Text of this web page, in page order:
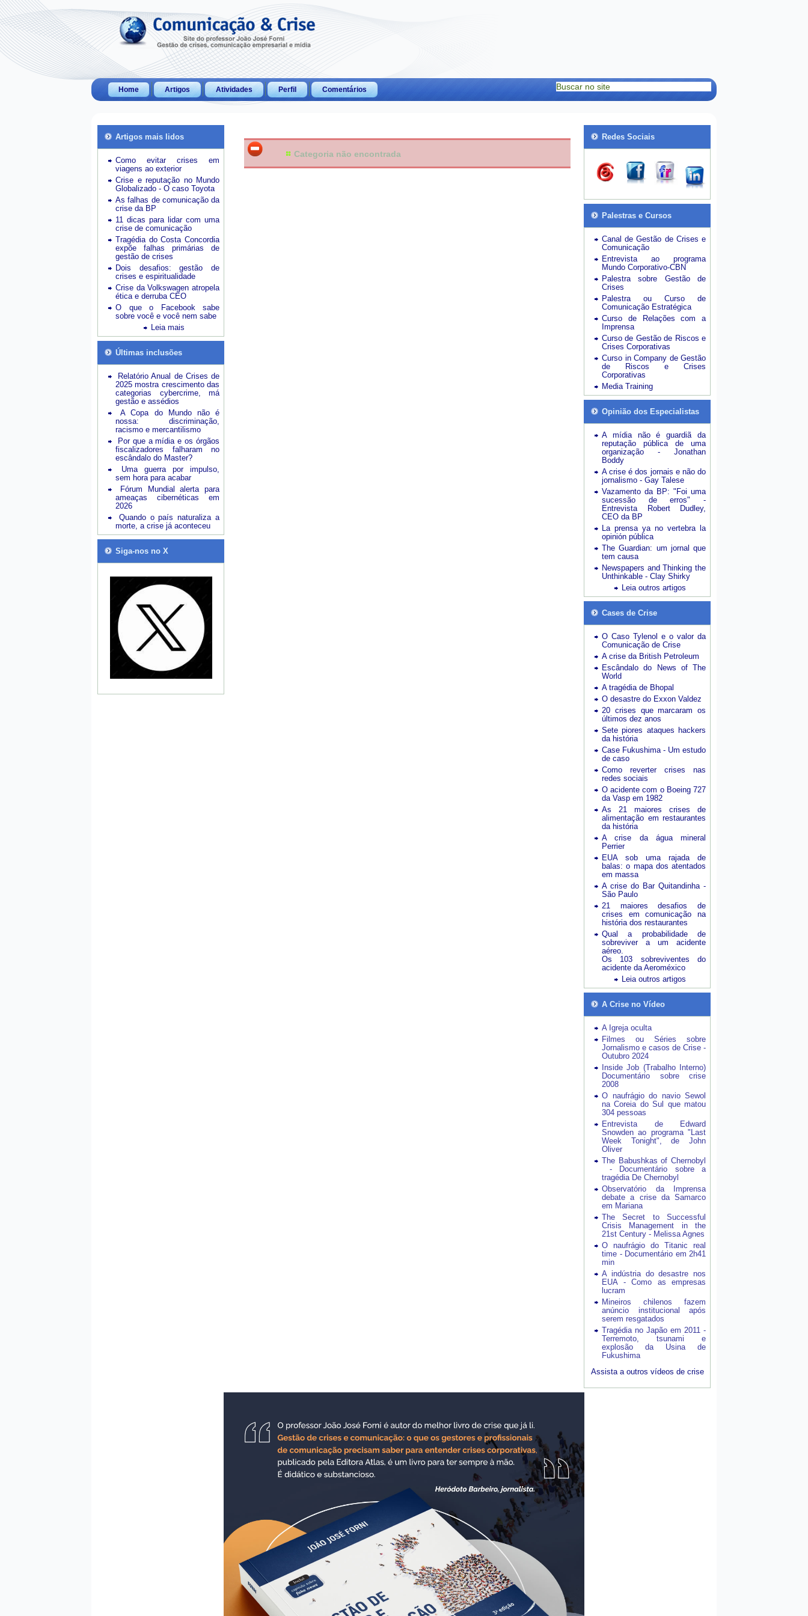
Home Artigos Atividades Perfil Comentários
Artigos mais lidos
Como evitar crises em
viagens ao exterior
Crise e reputação no Mundo
Globalizado - O caso Toyota
As falhas de comunicação da
crise da BP
11 dicas para lidar com uma
crise de comunicação
Tragédia do Costa Concordia
expõe falhas primárias de
gestão de crises
Dois desafios: gestão de
crises e espiritualidade
Crise da Volkswagen atropela
ética e derruba CEO
O que o Facebook sabe
sobre você e você nem sabe
Leia mais
Últimas inclusões
Relatório Anual de Crises de
2025 mostra crescimento das
categorias cybercrime, má
gestão e assédios
A Copa do Mundo não é
nossa: discriminação,
racismo e mercantilismo
Por que a mídia e os órgãos
fiscalizadores falharam no
escândalo do Master?
Uma guerra por impulso,
sem hora para acabar
Fórum Mundial alerta para
ameaças cibernéticas em
2026
Quando o país naturaliza a
morte, a crise já aconteceu
Siga-nos no X
Categoria não encontrada
Redes Sociais
Palestras e Cursos
Canal de Gestão de Crises e
Comunicação
Entrevista ao programa
Mundo Corporativo-CBN
Palestra sobre Gestão de
Crises
Palestra ou Curso de
Comunicação Estratégica
Curso de Relações com a
Imprensa
Curso de Gestão de Riscos e
Crises Corporativas
Curso in Company de Gestão
de Riscos e Crises
Corporativas
Media Training
Opinião dos Especialistas
A mídia não é guardiã da
reputação pública de uma
organização - Jonathan
Boddy
A crise é dos jornais e não do
jornalismo - Gay Talese
Vazamento da BP: "Foi uma
sucessão de erros" -
Entrevista Robert Dudley,
CEO da BP
La prensa ya no vertebra la
opinión pública
The Guardian: um jornal que
tem causa
Newspapers and Thinking the
Unthinkable - Clay Shirky
Leia outros artigos
Cases de Crise
O Caso Tylenol e o valor da
Comunicação de Crise
A crise da British Petroleum
Escândalo do News of The
World
A tragédia de Bhopal
O desastre do Exxon Valdez
20 crises que marcaram os
últimos dez anos
Sete piores ataques hackers
da história
Case Fukushima - Um estudo
de caso
Como reverter crises nas
redes sociais
O acidente com o Boeing 727
da Vasp em 1982
As 21 maiores crises de
alimentação em restaurantes
da história
A crise da água mineral
Perrier
EUA sob uma rajada de
balas: o mapa dos atentados
em massa
A crise do Bar Quitandinha -
São Paulo
21 maiores desafios de
crises em comunicação na
história dos restaurantes
Qual a probabilidade de
sobreviver a um acidente
aéreo.
Os 103 sobreviventes do
acidente da Aeroméxico
Leia outros artigos
A Crise no Vídeo
A Igreja oculta
Filmes ou Séries sobre
Jornalismo e casos de Crise -
Outubro 2024
Inside Job (Trabalho Interno)
Documentário sobre crise
2008
O naufrágio do navio Sewol
na Coreia do Sul que matou
304 pessoas
Entrevista de Edward
Snowden ao programa "Last
Week Tonight", de John
Oliver
The Babushkas of Chernobyl
- Documentário sobre a
tragédia De Chernobyl
Observatório da Imprensa
debate a crise da Samarco
em Mariana
The Secret to Successful
Crisis Management in the
21st Century - Melissa Agnes
O naufrágio do Titanic real
time - Documentário em 2h41
min
A indústria do desastre nos
EUA - Como as empresas
lucram
Mineiros chilenos fazem
anúncio institucional após
serem resgatados
Tragédia no Japão em 2011 -
Terremoto, tsunami e
explosão da Usina de
Fukushima
Assista a outros vídeos de crise